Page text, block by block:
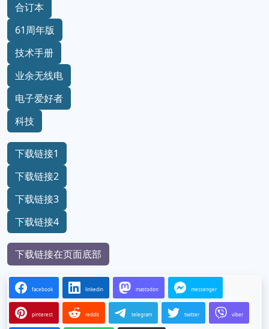
合订本
61周年版
技术手册
业余无线电
电子爱好者
科技
下载链接1
下载链接2
下载链接3
下载链接4
下载链接在页面底部
facebook linkedin mastodon messenger
pinterest reddit telegram twitter viber